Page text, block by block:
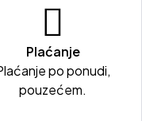
Plaćanje
po ponudi,
pouzećem.